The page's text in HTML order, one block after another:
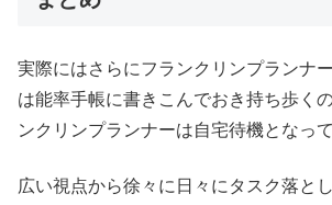
実際にはさらにフランクリンプランナ
は能率手帳に書きこんでおき持ち歩く
ンクリンプランナーは自宅待機となっ
広い視点から徐々に日々にタスク落と